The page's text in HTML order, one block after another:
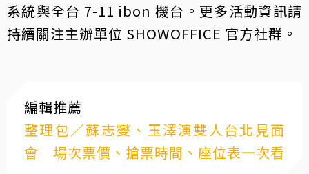
系統與全台 7-11 ibon 機台。更多活動資訊請
持續關注主辦單位 SHOWOFFICE 官方社群。
編輯推薦
整理包／蘇志燮、玉澤演雙人台北見面
會 場次票價、搶票時間、座位表一次看